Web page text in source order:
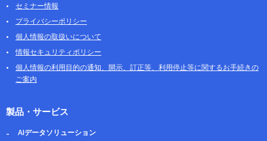
セミナー情報
プライバシーポリシー
個人情報の取扱いについて
情報セキュリティポリシー
個人情報の利用目的の通知、開示、訂正等、利用停止等に関するお手続きの
ご案内
製品・サービス
AIデータソリューション